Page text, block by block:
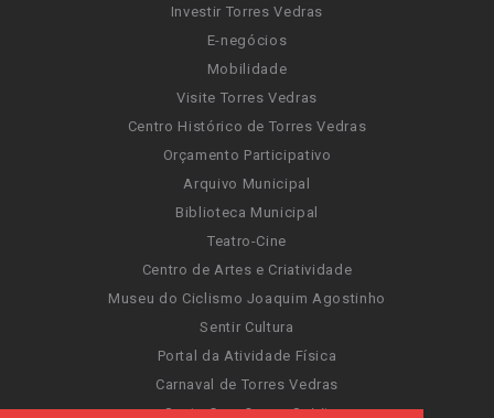
Investir Torres Vedras
E-negócios
Mobilidade
Visite Torres Vedras
Centro Histórico de Torres Vedras
Orçamento Participativo
Arquivo Municipal
Biblioteca Municipal
Teatro-Cine
Centro de Artes e Criatividade
Museu do Ciclismo Joaquim Agostinho
Sentir Cultura
Portal da Atividade Física
Carnaval de Torres Vedras
Santa Cruz Ocean Spirit